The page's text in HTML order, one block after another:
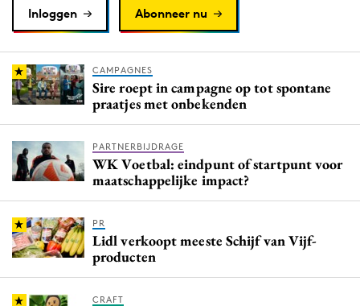
Purpose Marketing
Reputatie & crisis
Inloggen Abonneer nu
CAMPAGNES
Sire roept in campagne op tot spontane
praatjes met onbekenden
PARTNERBIJDRAGE
WK Voetbal: eindpunt of startpunt voor
maatschappelijke impact?
PR
Lidl verkoopt meeste Schijf van Vijf-
producten
CRAFT